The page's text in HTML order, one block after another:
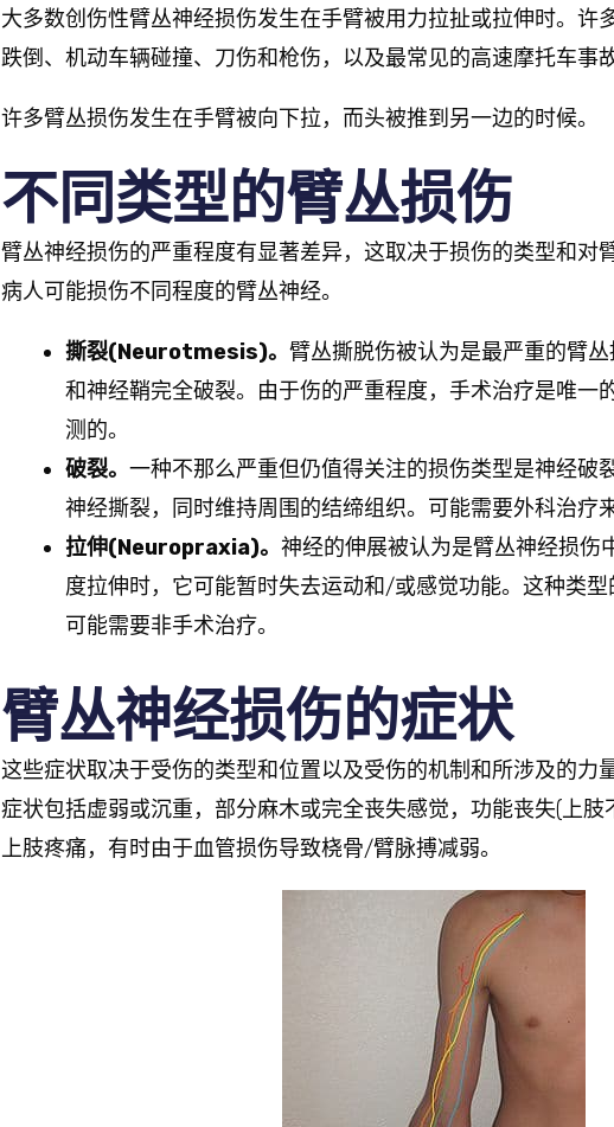
大多数创伤性臂丛神经损伤发生在手臂被用力拉扯或拉伸时。许
跌倒、机动车辆碰撞、刀伤和枪伤，以及最常见的高速摩托车事故
许多臂丛损伤发生在手臂被向下拉，而头被推到另一边的时候。
不同类型的臂丛损伤
臂丛神经损伤的严重程度有显著差异，这取决于损伤的类型和对
病人可能损伤不同程度的臂丛神经。
撕裂(Neurotmesis)。 臂丛撕脱伤被认为是最严重的臂
和神经鞘完全破裂。由于伤的严重程度，手术治疗是唯一
测的。
破裂。 一种不那么严重但仍值得关注的损伤类型是神经破
神经撕裂，同时维持周围的结缔组织。可能需要外科治疗
拉伸(Neuropraxia)。 神经的伸展被认为是臂丛神经损伤
度拉伸时，它可能暂时失去运动和/或感觉功能。这种类
可能需要非手术治疗。
臂丛神经损伤的症状
这些症状取决于受伤的类型和位置以及受伤的机制和所涉及的力
症状包括虚弱或沉重，部分麻木或完全丧失感觉，功能丧失(上肢
上肢疼痛，有时由于血管损伤导致桡骨/臂脉搏减弱。